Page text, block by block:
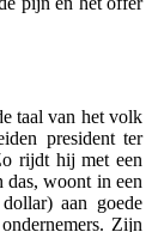
taal van het volk
president ter
rijdt hij met een
das, woont in een
aan goede
Zijn